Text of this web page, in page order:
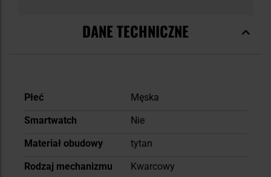
DANE TECHNICZNE
Więcej
Płeć
Męska
Smartwatch
Nie
Materiał obudowy
tytan
Rodzaj mechanizmu
Kwarcowy